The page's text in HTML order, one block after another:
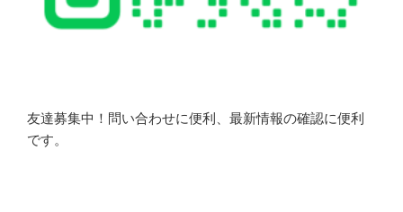
友達募集中！問い合わせに便利、最新情報の確認に便利
です。